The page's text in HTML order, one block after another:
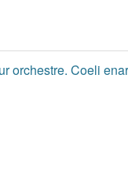
orchestre. Coeli